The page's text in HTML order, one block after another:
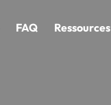
FAQ Ressources